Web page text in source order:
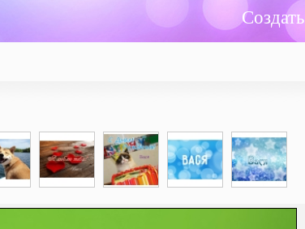
Создать